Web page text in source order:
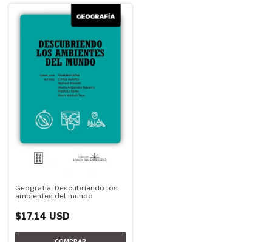
Geografía. Descubriendo los
ambientes del mundo
$17.14 USD